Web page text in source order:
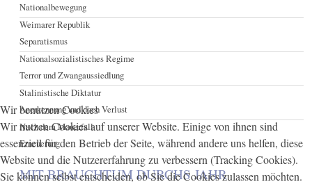
Nationalbewegung
Weimarer Republik
Separatismus
Nationalsozialistisches Regime
Terror und Zwangaussiedlung
Stalinistische Diktatur
Anerkennung und doch Verlust
Nach dem Mauerfall
Erneuerung
MIT BRAUCHTUM DURCHS JAHR
Wir benutzen Cookies
Wir nutzen Cookies auf unserer Website. Einige von ihnen sind
essenziell für den Betrieb der Seite, während andere uns helfen, diese
Website und die Nutzererfahrung zu verbessern (Tracking Cookies).
Sie können selbst entscheiden, ob Sie die Cookies zulassen möchten.